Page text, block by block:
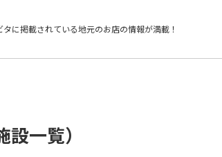
タに掲載されている地元のお店の情報が満載！
一覧）